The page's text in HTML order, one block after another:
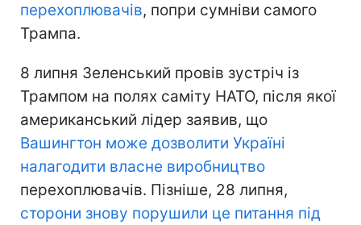
перехоплювачів, попри сумніви самого
Трампа.
8 липня Зеленський провів зустріч із
Трампом на полях саміту НАТО, після якої
американський лідер заявив, що
Вашингтон може дозволити Україні
налагодити власне виробництво
перехоплювачів. Пізніше, 28 липня,
сторони знову порушили це питання під